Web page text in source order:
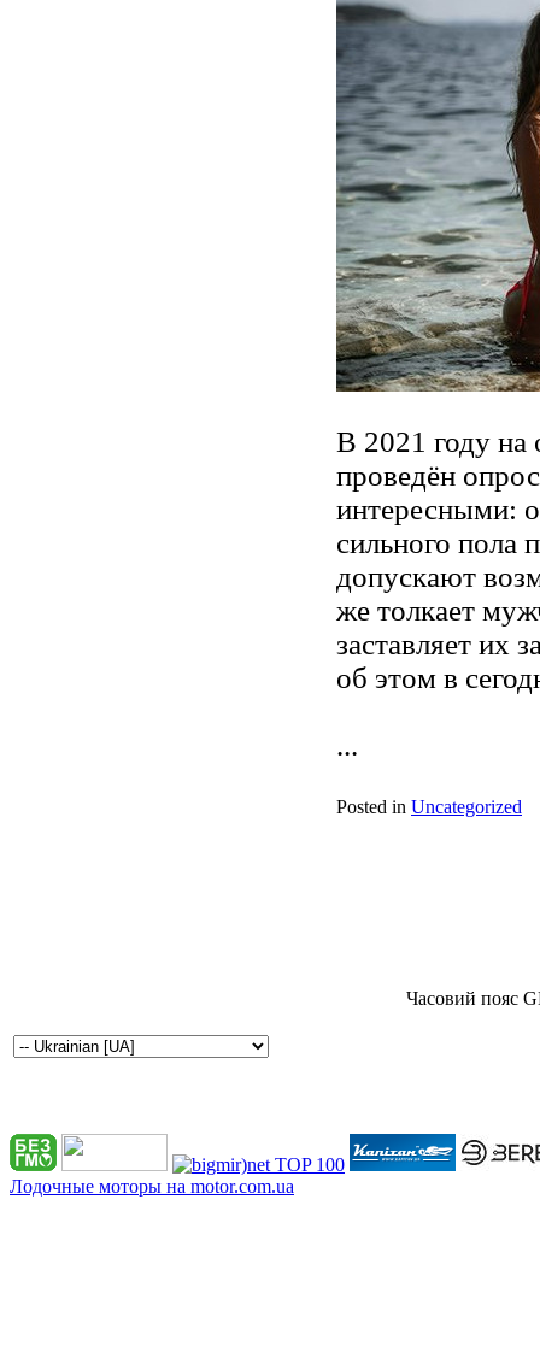
В 2021 году
проведён
интересными:
сильного пола
допускают
же толкает
заставляет их
об этом в
...
Posted in Uncategorized
Часовий пояс
Лодочные моторы на motor.com.ua